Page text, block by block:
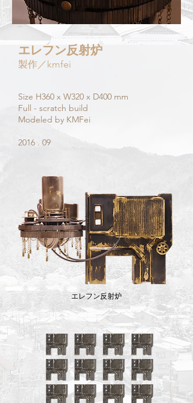
エレフン反射炉
製作／kmfei
Size H360 x W320 x D400 mm
Full - scratch build​
Modeled by KMFei
2016 . 09
エレフン反射炉